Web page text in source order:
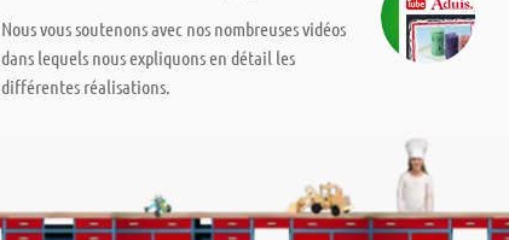
Nous vous soutenons avec nos nombreuses vidéos
dans lequels nous expliquons en détail les
différentes réalisations.